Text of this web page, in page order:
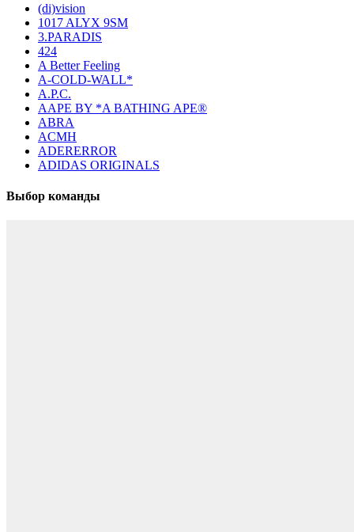
(di)vision
1017 ALYX 9SM
3.PARADIS
424
A Better Feeling
A-COLD-WALL*
A.P.C.
AAPE BY *A BATHING APE®
ABRA
ACMH
ADERERROR
ADIDAS ORIGINALS
Выбор команды